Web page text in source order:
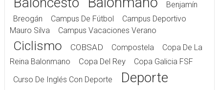
Benjamín
Breogán
Campus De Fútbol
Campus Deportivo
Mauro Silva
Campus Vacaciones Verano
Ciclismo COBSAD Compostela
Copa De La
Reina Balonmano
Copa Del Rey
Copa Galicia FSF
Curso De Inglés Con Deporte
Deporte